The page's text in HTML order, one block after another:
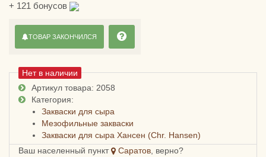
+ 121 бонусов
Нет в наличии
Артикул товара: 2058
Категория:
Закваски для сыра
Мезофильные закваски
Закваски для сыра Хансен (Chr. Hansen)
Ваш населенный пункт
Саратов , верно?
ТОВАР ЗАКОНЧИЛСЯ